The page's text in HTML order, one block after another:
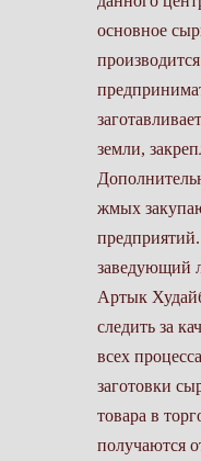
основное
земли,
жмых
заведующий
Артык
следить за
всех
заготовки
товара в
получаются